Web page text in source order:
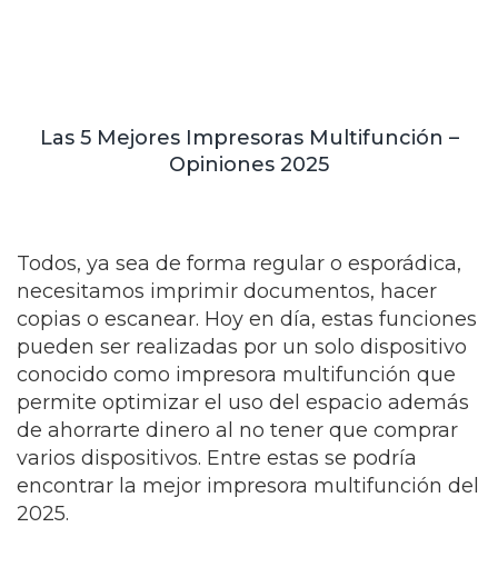
Las 5 Mejores Impresoras Multifunción –
Opiniones 2025
Todos, ya sea de forma regular o esporádica,
necesitamos imprimir documentos, hacer
copias o escanear. Hoy en día, estas funciones
pueden ser realizadas por un solo dispositivo
conocido como impresora multifunción que
permite optimizar el uso del espacio además
de ahorrarte dinero al no tener que comprar
varios dispositivos. Entre estas se podría
encontrar la mejor impresora multifunción del
2025.